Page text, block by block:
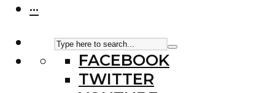
···
FACEBOOK
TWITTER